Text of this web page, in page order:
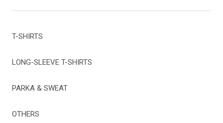
T-SHIRTS
LONG-SLEEVE T-SHIRTS
PARKA & SWEAT
OTHERS